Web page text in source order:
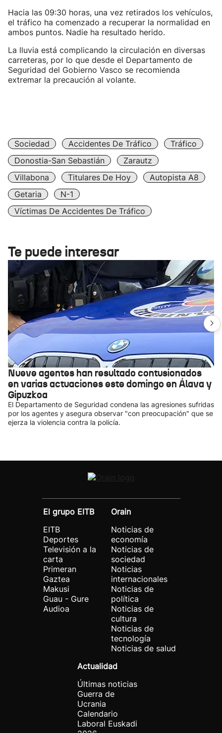
Hacia las 09:30 horas, una vez retirados los vehículos,
el tráfico ha comenzado a recuperar la normalidad en
ambos puntos. Nadie ha resultado herido.
La lluvia está complicando la circulación en diversas
carreteras, por lo que desde el Departamento de
Seguridad del Gobierno Vasco se recomienda
extremar la precaución al volante.
Sociedad Accidentes De Tráfico
Tráfico
Donostia-San Sebastián
Zarautz
Villabona
Titulares De Hoy
Autopista A8
Getaria
N-1
Víctimas De Accidentes De Tráfico
Te puede interesar
Nueve agentes han resultado contusionados
en varias actuaciones este domingo en Álava y
Gipuzkoa
El Departamento de Seguridad condena las agresiones sufridas
por los agentes y asegura observar "con preocupación" que se
ejerza la violencia contra la policía.
El grupo EITB
EITB
Deportes
Televisión a la
carta
Primeran
Gaztea
Makusi
Guau - Gure
Audioa
Orain
Noticias de
economía
Noticias de
sociedad
Noticias
internacionales
Noticias de
política
Noticias de
cultura
Noticias de
tecnología
Noticias de salud
Actualidad
Últimas noticias
Guerra de
Ucrania
Calendario
Laboral Euskadi